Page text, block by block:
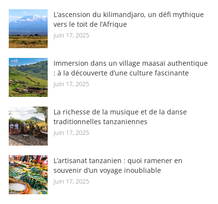
L’ascension du kilimandjaro, un défi mythique
vers le toit de l’Afrique
juin 17, 2025
Immersion dans un village maasaï authentique
: à la découverte d’une culture fascinante
juin 17, 2025
La richesse de la musique et de la danse
traditionnelles tanzaniennes
juin 17, 2025
L’artisanat tanzanien : quoi ramener en
souvenir d’un voyage inoubliable
juin 17, 2025